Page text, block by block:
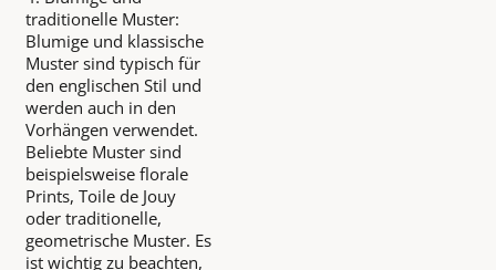
traditionelle Muster:
Blumige und klassische
Muster sind typisch für
den englischen Stil und
werden auch in den
Vorhängen verwendet.
Beliebte Muster sind
beispielsweise florale
Prints, Toile de Jouy
oder traditionelle,
geometrische Muster. Es
ist wichtig zu beachten,